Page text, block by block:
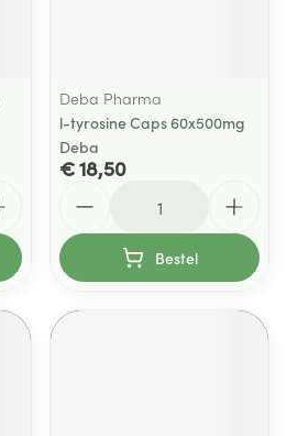
Deba Pharma
l-tyrosine Caps 60x500mg
Deba
€ 18,50
Bestel